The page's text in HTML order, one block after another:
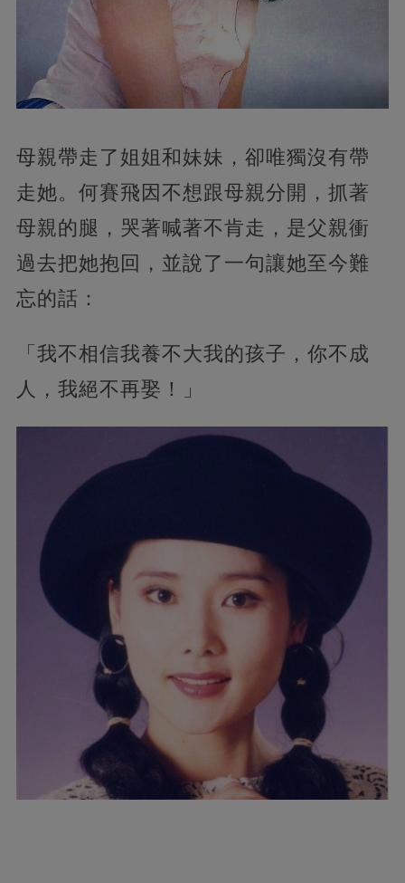
母親帶走了姐姐和妹妹，卻唯獨沒有帶
走她。何賽飛因不想跟母親分開，抓著
母親的腿，哭著喊著不肯走，是父親衝
過去把她抱回，並說了一句讓她至今難
忘的話：
「我不相信我養不大我的孩子，你不成
人，我絕不再娶！」